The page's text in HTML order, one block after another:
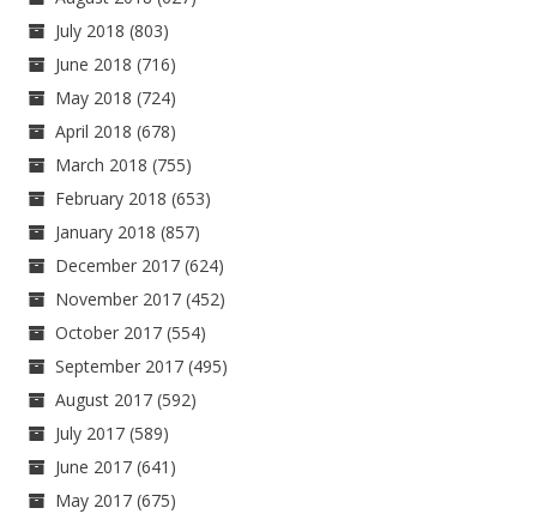
July 2018 (803)
June 2018 (716)
May 2018 (724)
April 2018 (678)
March 2018 (755)
February 2018 (653)
January 2018 (857)
December 2017 (624)
November 2017 (452)
October 2017 (554)
September 2017 (495)
August 2017 (592)
July 2017 (589)
June 2017 (641)
May 2017 (675)